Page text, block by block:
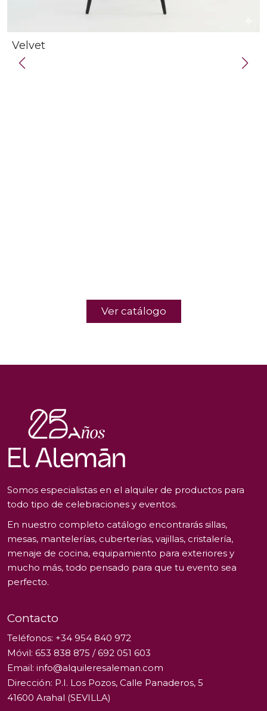
Velvet
Ver catálogo
Somos especialistas en el alquiler de productos para
todo tipo de celebraciones y eventos.
En nuestro completo catálogo encontrarás sillas,
mesas, mantelerías, cuberterías, vajillas, cristalería,
menaje de cocina, equipamiento para exteriores y
mucho más, todo pensado para que tu evento sea
perfecto.
Contacto
Teléfonos: +34 954 840 972
Móvil: 653 838 875 /692 051 603
Email: info@alquileresaleman.com
Dirección: P.I. Los Pozos, Calle Panaderos, 5
41600 Arahal (SEVILLA)